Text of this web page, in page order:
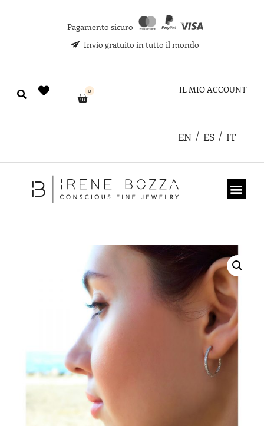
Pagamento sicuro
Invio gratuito in tutto il mondo
0 IL MIO ACCOUNT
EN ES IT